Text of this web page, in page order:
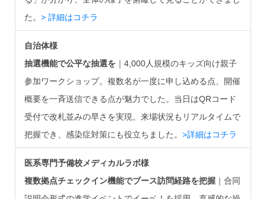
た。 > 詳細はコチラ
自治体様
抽選機能で公平な抽選を｜4,000人規模のキッズ向け親子
参加ワークショップ。複数名が一度に申し込める点、開催
概要を一斉送信できる点が魅力でした。当日はQRコード
受付で改札並みの早さを実現。来場状況もリアルタイムで
把握でき、感染症対策にも役立ちました。 >詳細はコチラ
医系専門予備校メディカルラボ様
複数拠点チェックイン機能でブース訪問経路を把握｜合同